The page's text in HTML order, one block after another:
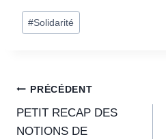
#Solidarité
PRÉCÉDENT
PETIT RECAP DES
NOTIONS DE